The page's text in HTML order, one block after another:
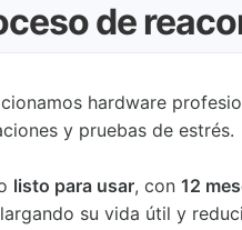
de
hardware
y pruebas de estrés.
listo para usar, con 12
su vida útil y